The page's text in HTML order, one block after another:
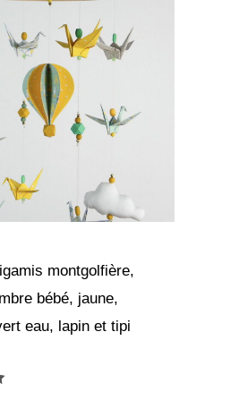
montgolfière,
bébé, jaune,
eau, lapin et tipi